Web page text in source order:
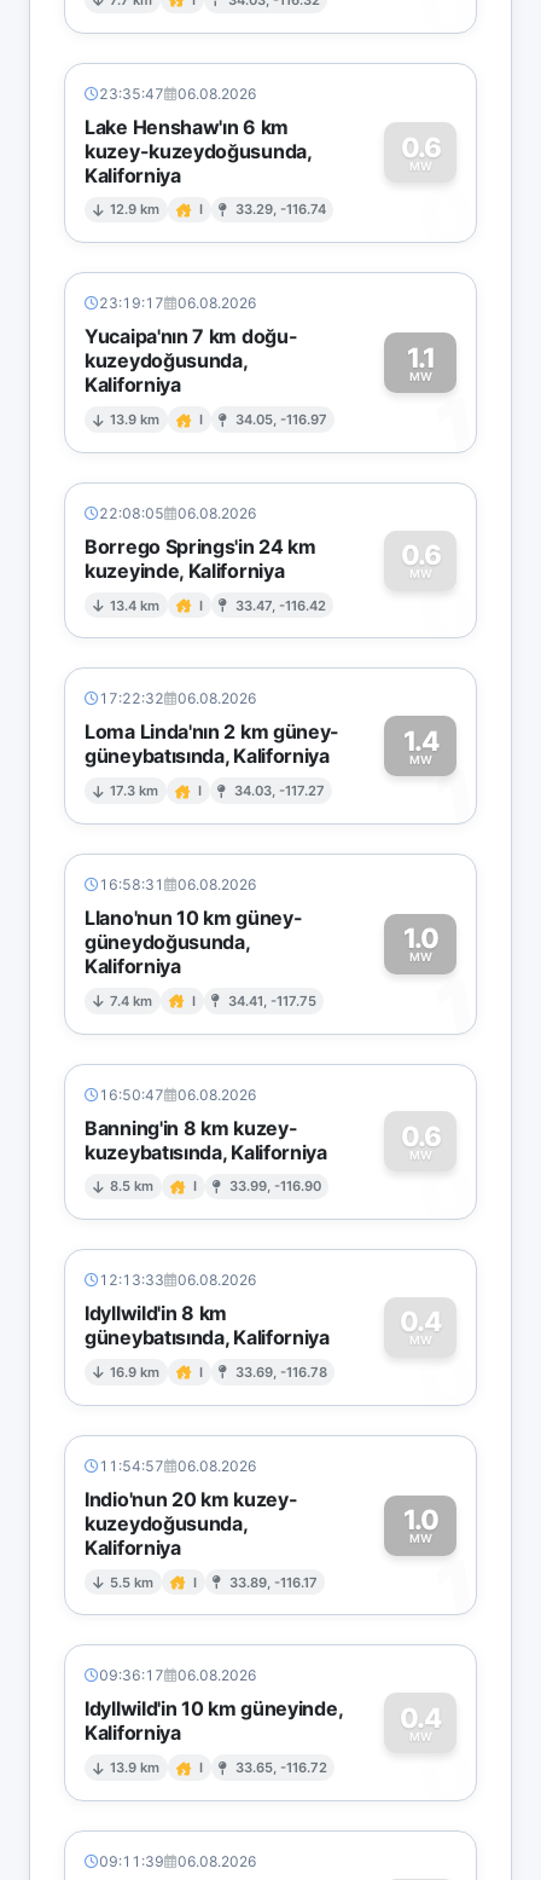
23:35:47 06.08.2026
Lake Henshaw'ın 6 km
kuzey-kuzeydoğusunda,
Kaliforniya
12.9 km I 33.29, -116.74
0.6
MW
0
23:19:17 06.08.2026
Yucaipa'nın 7 km doğu-
kuzeydoğusunda,
Kaliforniya
13.9 km I 34.05, -116.97
1.1
MW
1
22:08:05 06.08.2026
Borrego Springs'in 24 km
kuzeyinde, Kaliforniya
13.4 km I 33.47, -116.42
0.6
MW
0
17:22:32 06.08.2026
Loma Linda'nın 2 km güney-
güneybatısında, Kaliforniya
17.3 km I 34.03, -117.27
1.4
MW1
16:58:31 06.08.2026
Llano'nun 10 km güney-
güneydoğusunda,
Kaliforniya
7.4 km I 34.41, -117.75
1.0
MW
1
16:50:47 06.08.2026
Banning'in 8 km kuzey-
kuzeybatısında, Kaliforniya
8.5 km I 33.99, -116.90
0.6
MW
0
12:13:33 06.08.2026
Idyllwild'in 8 km
güneybatısında, Kaliforniya
16.9 km I 33.69, -116.78
0.4
MW
0
11:54:57 06.08.2026
Indio'nun 20 km kuzey-
kuzeydoğusunda,
Kaliforniya
5.5 km I 33.89, -116.17
1.0
MW
1
09:36:17 06.08.2026
Idyllwild'in 10 km güneyinde,
Kaliforniya
13.9 km I 33.65, -116.72
0.4
MW
0
09:11:39 06.08.2026